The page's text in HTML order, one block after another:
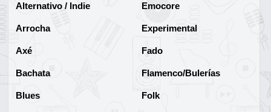
Alternativo / Indie
Arrocha
Axé
Bachata
Blues
Emocore
Experimental
Fado
Flamenco/Bulerías
Folk